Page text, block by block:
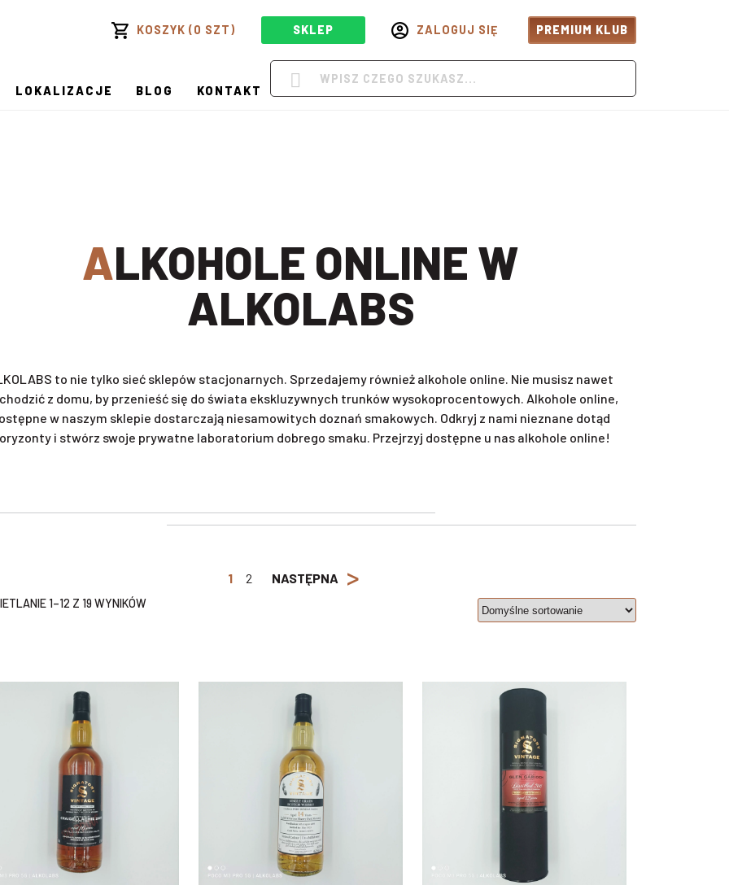
KOSZYK (0 SZT) SKLEP ZALOGUJ SIĘ PREMIUM KLUB
LOKALIZACJE BLOG KONTAKT
ALKOHOLE ONLINE W
ALKOLABS
to nie tylko sieć sklepów stacjonarnych. Sprzedajemy również alkohole online. Nie musisz nawet
z domu, by przenieść się do świata ekskluzywnych trunków wysokoprocentowych. Alkohole online,
w naszym sklepie dostarczają niesamowitych doznań smakowych. Odkryj z nami nieznane dotąd
i stwórz swoje prywatne laboratorium dobrego smaku. Przejrzyj dostępne u nas alkohole online!
1 2 NASTĘPNA >
1–12 Z 19 WYNIKÓW